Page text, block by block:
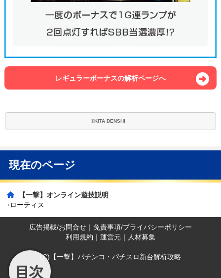
レギュラーボーナスの解析ページへ
©KITA DENSHI
目次
現在のページ
【一撃】オンライン遊技説明
ローティス
広告掲載/お問合せ ｜ 免責事項/プライバシーポリシー
利用規約 ｜ 運営元 ｜ 人材募集
(C)【一撃】パチンコ・パチスロ新台解析攻略